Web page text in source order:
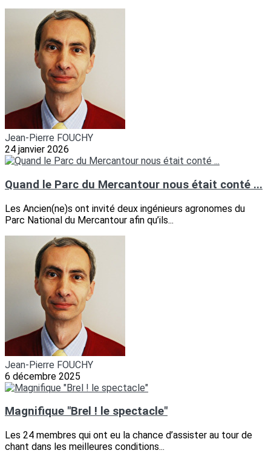
Jean-Pierre FOUCHY
24 janvier 2026
Quand le Parc du Mercantour nous était conté ...
Les Ancien(ne)s ont invité deux ingénieurs agronomes du
Parc National du Mercantour afin qu’ils...
Jean-Pierre FOUCHY
6 décembre 2025
Magnifique "Brel ! le spectacle"
Les 24 membres qui ont eu la chance d’assister au tour de
chant dans les meilleures conditions...